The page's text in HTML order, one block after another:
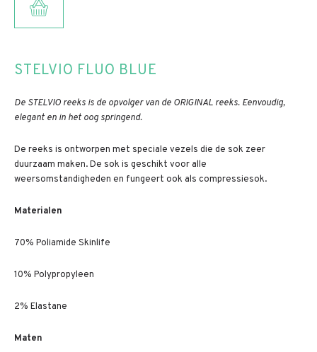
STELVIO FLUO BLUE
De STELVIO reeks is de opvolger van de ORIGINAL reeks. Eenvoudig,
elegant en in het oog springend.
De reeks is ontworpen met speciale vezels die de sok zeer
duurzaam maken. De sok is geschikt voor alle
weersomstandigheden en fungeert ook als compressiesok.
Materialen
70% Poliamide Skinlife
10% Polypropyleen
2% Elastane
Maten